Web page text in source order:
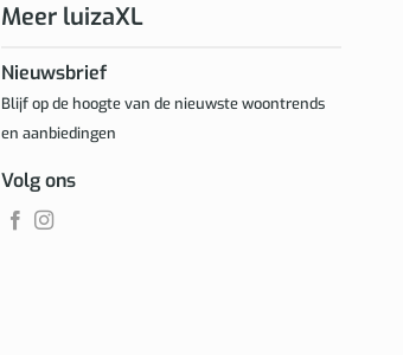
Meer luizaXL
Nieuwsbrief
Blijf op de hoogte van de nieuwste woontrends
en aanbiedingen
Volg ons